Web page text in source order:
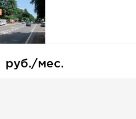
руб./мес.